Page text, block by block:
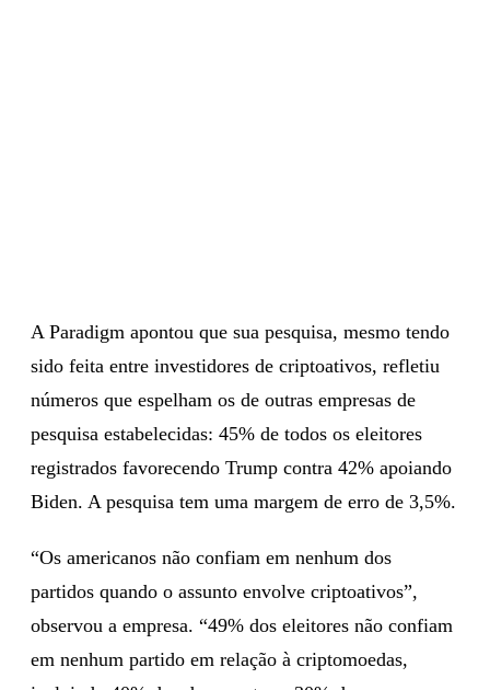
A Paradigm apontou que sua pesquisa, mesmo tendo
sido feita entre investidores de criptoativos, refletiu
números que espelham os de outras empresas de
pesquisa estabelecidas: 45% de todos os eleitores
registrados favorecendo Trump contra 42% apoiando
Biden. A pesquisa tem uma margem de erro de 3,5%.
“Os americanos não confiam em nenhum dos
partidos quando o assunto envolve criptoativos”,
observou a empresa. “49% dos eleitores não confiam
em nenhum partido em relação à criptomoedas,